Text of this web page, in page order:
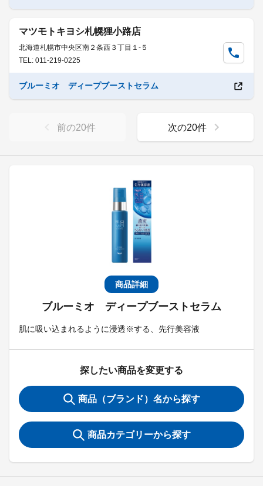
商品詳細
ブルーミオ ディープブーストセラム
肌に吸い込まれるように浸透※する、先行美容液
探したい商品を変更する
商品（ブランド）名から探す
商品カテゴリーから探す
マツモトキヨシ札幌狸小路店
北海道札幌市中央区南２条西３丁目１-５
TEL: 011-219-0225
ブルーミオ ディープブーストセラム
前の20件 次の20件